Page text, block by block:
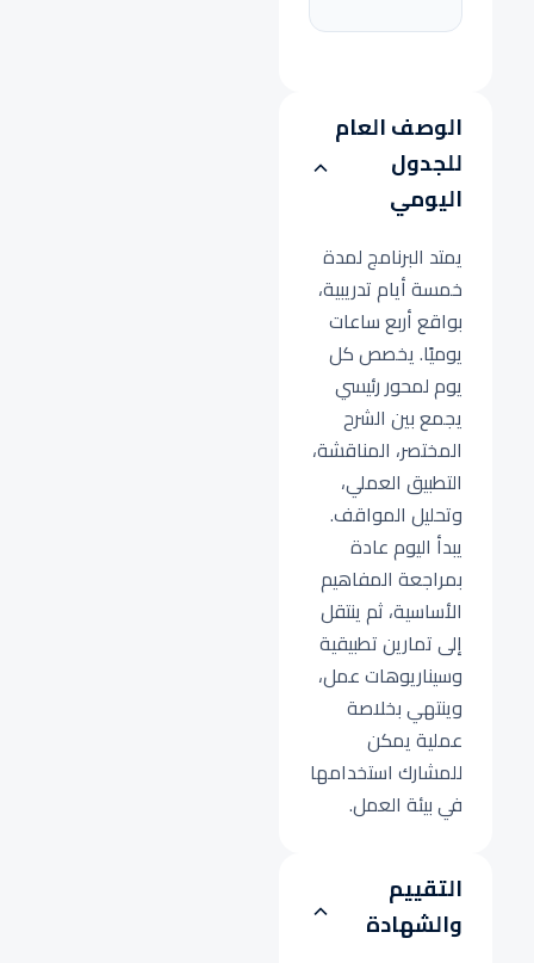
الوصف العام
للجدول
اليومي
يمتد البرنامج لمدة
خمسة أيام تدريبية،
بواقع أربع ساعات
يوميًا. يخصص كل
يوم لمحور رئيسي
يجمع بين الشرح
المختصر، المناقشة،
التطبيق العملي،
وتحليل المواقف.
يبدأ اليوم عادة
بمراجعة المفاهيم
الأساسية، ثم ينتقل
إلى تمارين تطبيقية
وسيناريوهات عمل،
وينتهي بخلاصة
عملية يمكن
للمشارك استخدامها
في بيئة العمل.
التقييم
والشهادة